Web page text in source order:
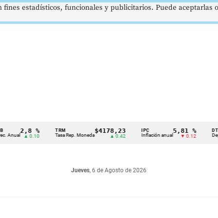
2,8 %
▲ 0.10 Tasa Rep. Moneda
$4178,23
▲ 0.42 Inflación anual
5,81 %
▼ 0.12 Dep.
Jueves, 6 de Agosto de 2026
estadísticos, funcionales y publicitarios. Puede aceptarlas